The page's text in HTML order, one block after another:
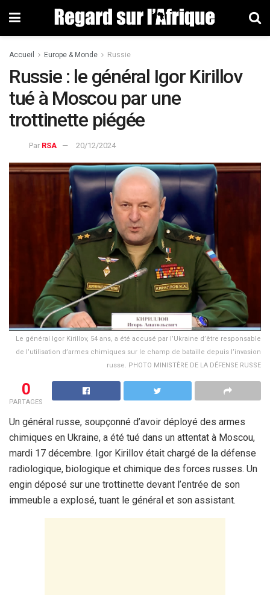
Accueil Europe & Monde Russie
Russie : le général Igor Kirillov
tué à Moscou par une
trottinette piégée
Par RSA 20/12/2024
Le général Igor Kirillov, 54 ans, a été accusé par l’Ukraine d’être responsable
de l’utilisation d’armes chimiques sur le champ de bataille depuis l’invasion
russe. PHOTO MINISTÈRE DE LA DÉFENSE RUSSE
0
PARTAGES
Un général russe, soupçonné d’avoir déployé des armes
chimiques en Ukraine, a été tué dans un attentat à Moscou,
mardi 17 décembre. Igor Kirillov était chargé de la défense
radiologique, biologique et chimique des forces russes. Un
engin déposé sur une trottinette devant l’entrée de son
immeuble a explosé, tuant le général et son assistant.